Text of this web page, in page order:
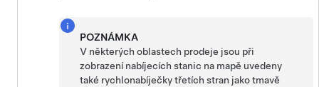
POZNÁMKA
V některých oblastech prodeje jsou při
zobrazení nabíjecích stanic na mapě uvedeny
také rychlonabíječky třetích stran jako tmavě